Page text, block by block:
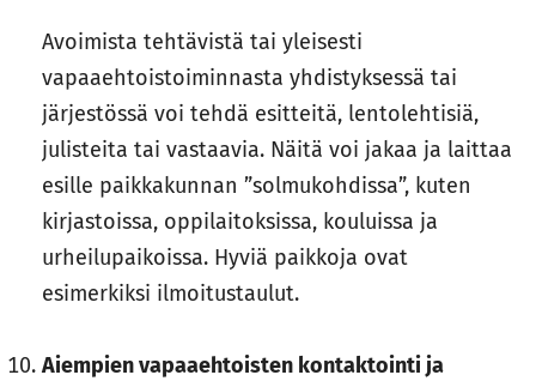
Avoimista tehtävistä tai yleisesti
vapaaehtoistoiminnasta yhdistyksessä tai
järjestössä voi tehdä esitteitä, lentolehtisiä,
julisteita tai vastaavia. Näitä voi jakaa ja laittaa
esille paikkakunnan ”solmukohdissa”, kuten
kirjastoissa, oppilaitoksissa, kouluissa ja
urheilupaikoissa. Hyviä paikkoja ovat
esimerkiksi ilmoitustaulut.
Aiempien vapaaehtoisten kontaktointi ja